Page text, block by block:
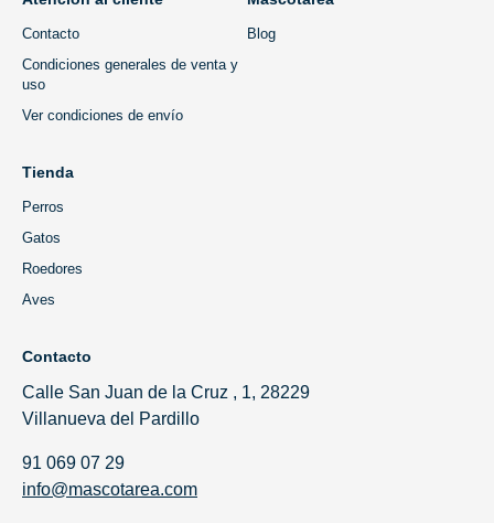
Contacto
Condiciones generales de venta y
uso
Ver condiciones de envío
Blog
Tienda
Perros
Gatos
Roedores
Aves
Contacto
Calle San Juan de la Cruz , 1, 28229
Villanueva del Pardillo
91 069 07 29
info@mascotarea.com